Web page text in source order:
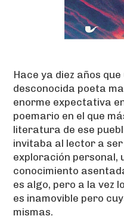
Hace ya diez años
desconocida poeta
enorme expectativa
poemario en el que
literatura de ese
invitaba al lector a
exploración personal,
conocimiento
es algo, pero a la vez
es inamovible pero
mismas.